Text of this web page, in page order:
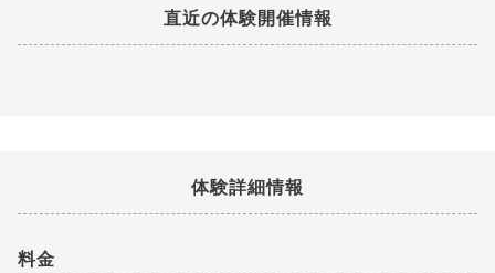
直近の体験開催情報
体験詳細情報
料金